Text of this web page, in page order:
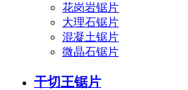
花岗岩锯片
大理石锯片
混凝土锯片
微晶石锯片
干切王锯片